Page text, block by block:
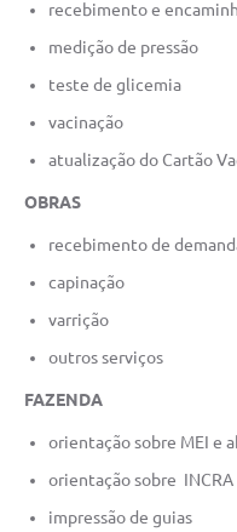
recebimento e
medição de pressão
teste de glicemia
vacinação
atualização do Cartão
OBRAS
recebimento de
capinação
varrição
outros serviços
FAZENDA
orientação sobre MEI e
orientação sobre INCRA
impressão de guias